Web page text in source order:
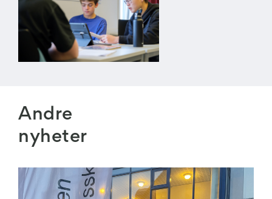
Andre
nyheter